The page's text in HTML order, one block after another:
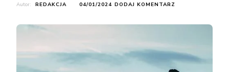
Autor: REDAKCJA 04/01/2024 DODAJ KOMENTARZ
PODCZAS
ZAKUPU